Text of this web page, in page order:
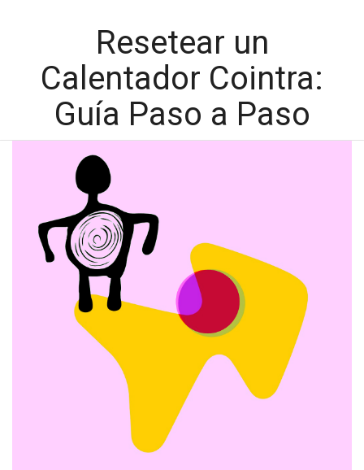
Resetear un
Calentador Cointra:
Guía Paso a Paso